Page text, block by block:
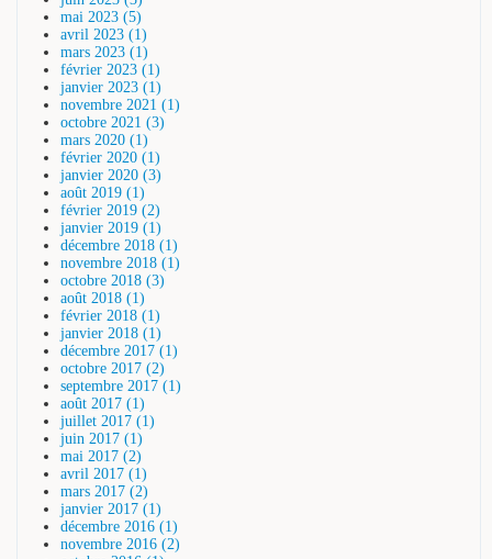
mai 2023 (5)
avril 2023 (1)
mars 2023 (1)
février 2023 (1)
janvier 2023 (1)
novembre 2021 (1)
octobre 2021 (3)
mars 2020 (1)
février 2020 (1)
janvier 2020 (3)
août 2019 (1)
février 2019 (2)
janvier 2019 (1)
décembre 2018 (1)
novembre 2018 (1)
octobre 2018 (3)
août 2018 (1)
février 2018 (1)
janvier 2018 (1)
décembre 2017 (1)
octobre 2017 (2)
septembre 2017 (1)
août 2017 (1)
juillet 2017 (1)
juin 2017 (1)
mai 2017 (2)
avril 2017 (1)
mars 2017 (2)
janvier 2017 (1)
décembre 2016 (1)
novembre 2016 (2)